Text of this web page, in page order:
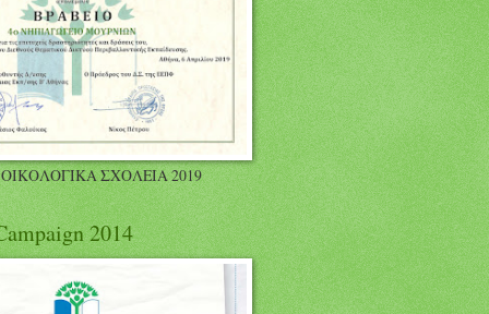
ΣΧΟΛΕΙΑ 2019
2014